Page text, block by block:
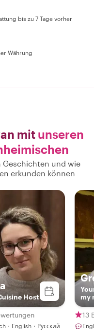
bis zu 7 Tage vorher
Währung
mit unseren
Geschichten und wie
erkunden können
Host
・English・Русский
my
13